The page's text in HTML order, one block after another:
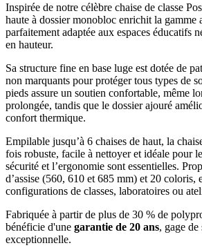
Inspirée de notre célèbre chaise de classe
haute à dossier monobloc enrichit la gamme
parfaitement adaptée aux espaces éducatifs
en hauteur.
Sa structure fine en base luge est dotée de
non marquants pour protéger tous types de
pieds assure un soutien confortable, même
prolongée, tandis que le dossier ajouré
confort thermique.
Empilable jusqu’à 6 chaises de haut, la
fois robuste, facile à nettoyer et idéale pour
sécurité et l’ergonomie sont essentielles.
d’assise (560, 610 et 685 mm) et 20 coloris,
configurations de classes, laboratoires ou
Fabriquée à partir de plus de 30 % de
bénéficie d'une garantie de 20 ans, gage
exceptionnelle.